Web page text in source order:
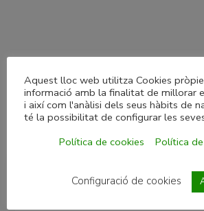
Deja una
Aquest lloc web utilitza Cookies
informació amb la finalitat de millorar
i així com l'anàlisi dels seus hàbits de
té la possibilitat de configurar les
Política de cookies
Política
Configuració de cookies